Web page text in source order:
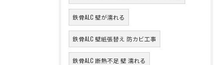
鉄骨ALC 壁が濡れる
鉄骨ALC 壁紙張替え 防カビ工事
鉄骨ALC 断熱不足 壁 濡れる